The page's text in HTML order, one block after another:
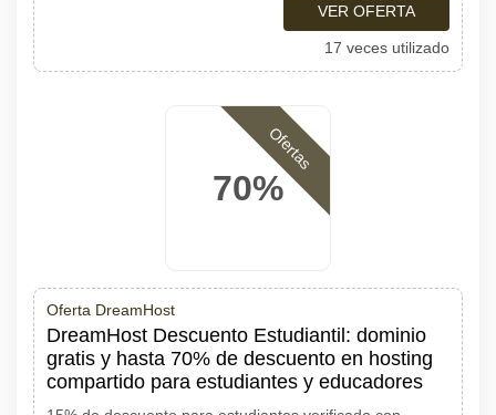
VER OFERTA
17 veces utilizado
70%
Ofertas
Oferta DreamHost
DreamHost Descuento Estudiantil: dominio
gratis y hasta 70% de descuento en hosting
compartido para estudiantes y educadores